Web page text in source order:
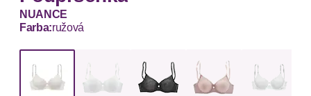
NUANCE
Farba:ružová